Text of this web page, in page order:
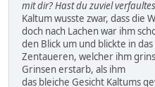
mit dir? Hast du zuviel
Kaltum wusste zwar, dass die
doch nach Lachen war ihm
den Blick um und blickte in
Zentaueren, welcher ihm
Grinsen erstarb, als ihm
das bleiche Gesicht Kaltums